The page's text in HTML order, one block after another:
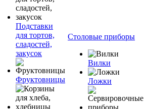
Подставки
для тортов,
сладостей,
закусок
Фруктовницы
Столовые приборы
Вилки
Ложки